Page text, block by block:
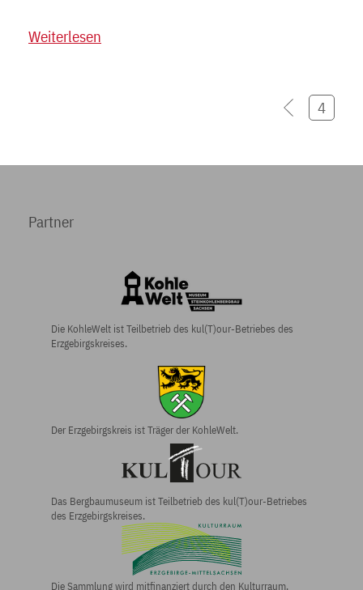
Weiterlesen
4
Partner
Die KohleWelt ist Teilbetrieb des kul(T)our-Betriebes des
Erzgebirgskreises.
Der Erzgebirgs­kreis ist Träger der KohleWelt.
Das Bergbau­museum ist Teilbetrieb des kul(T)our-Betriebes
des Erzgebirgs­kreises.
Die Sammlung wird mitfinanziert durch den Kulturraum.